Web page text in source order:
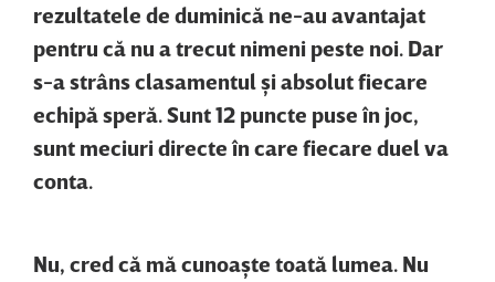
rezultatele de duminică ne-au avantajat
pentru că nu a trecut nimeni peste noi. Dar
s-a strâns clasamentul şi absolut fiecare
echipă speră. Sunt 12 puncte puse în joc,
sunt meciuri directe în care fiecare duel va
conta.
Nu, cred că mă cunoaşte toată lumea. Nu